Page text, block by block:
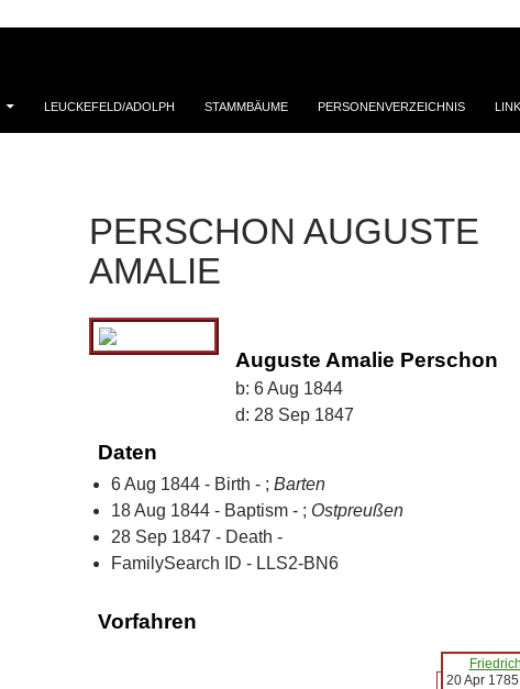
LEUCKEFELD/ADOLPH STAMMBÄUME PERSONENVERZEICHNIS
PERSCHON AUGUSTE
AMALIE
Auguste Amalie Perschon
b: 6 Aug 1844
d: 28 Sep 1847
Daten
6 Aug 1844 - Birth - ; Barten
18 Aug 1844 - Baptism - ; Ostpreußen
28 Sep 1847 - Death -
FamilySearch ID - LLS2-BN6
Vorfahren
20 Apr 1785